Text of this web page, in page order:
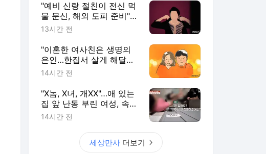
"예비 신랑 절친이 전신 먹
물 문신, 해외 도피 준비"…
예비 신부 '혼란'
13시간 전
"이혼한 여사친은 생명의
은인…한집서 살게 해달라"
남편 요구에 '절망'
14시간 전
"X놈, X녀, 개XX"…애 있는
집 앞 난동 부린 여성, 속옷
까지 훌러덩[영상]
14시간 전
세상만사 더보기